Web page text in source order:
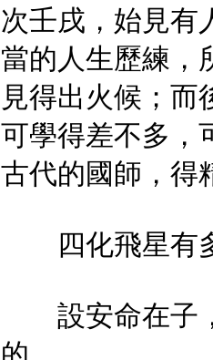
次壬戌，始見有
當的人生歷練，
見得出火候；而
可學得差不多，
古代的國師，得
四化飛星有多
設安命在子，